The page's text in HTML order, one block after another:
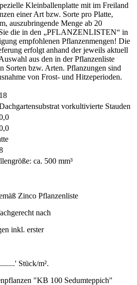
Kleinballenplatte mit im Freiland
einer Art bzw. Sorte pro Platte,
auszubringende Menge ab 20
die in den „PFLANZENLISTEN“ in
empfohlenen Pflanzenmengen! Die
erfolgt anhand der jeweils aktuell
aus den in der Pflanzenliste
Sorten bzw. Arten. Pflanzungen sind
von Frost- und Hitzeperioden.
vorkultivierte Stauden
ca. 500 mm³
Zinco Pflanzenliste
nach
inkl. erster
Stück/m².
"KB 100 Sedumteppich"